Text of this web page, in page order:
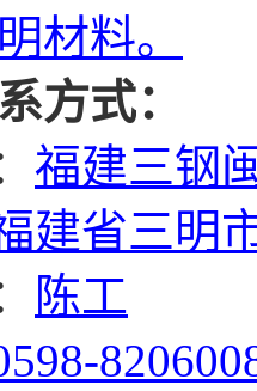
材料。
方式：
福建三钢
建省三明
陈工